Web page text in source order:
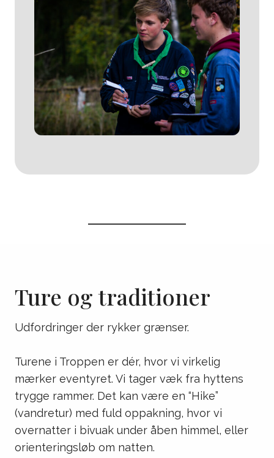
Ture og traditioner
Udfordringer der rykker grænser.
Turene i Troppen er dér, hvor vi virkelig
mærker eventyret. Vi tager væk fra hyttens
trygge rammer. Det kan være en “Hike”
(vandretur) med fuld oppakning, hvor vi
overnatter i bivuak under åben himmel, eller
orienteringsløb om natten.